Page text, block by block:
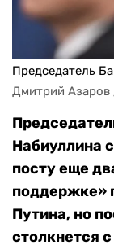
Председатель
Дмитрий
Набиуллина
посту еще
поддержке»
Путина, но
столкнется